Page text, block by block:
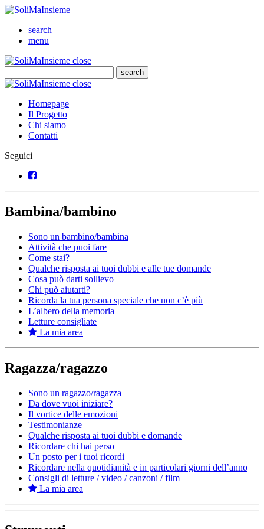
SoliMaInsieme
search
menu
SoliMaInsieme
closeClose
search
Cerca
SoliMaInsieme
closeClose
Homepage
Il Progetto
Chi siamo
Contatti
Seguici
Facebook
Bambina/bambino
Sono un bambino/bambina
Attività che puoi fare
Come stai?
Qualche risposta ai tuoi dubbi e alle tue domande
Cosa può darti sollievo
Chi può aiutarti?
Ricorda la tua persona speciale che non c’è più
L’albero della memoria
Letture consigliate
La mia area
Ragazza/ragazzo
Sono un ragazzo/ragazza
Da dove vuoi iniziare?
Il vortice delle emozioni
Testimonianze
Qualche risposta ai tuoi dubbi e domande
Ricordare chi hai perso
Un posto per i tuoi ricordi
Ricordare nella quotidianità e in particolari giorni dell’anno
Consigli di letture / video / canzoni / film
La mia area